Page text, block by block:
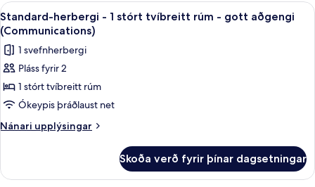
gott
aðgengi
(Mobility,
Roll-
In
Shower)
1
stórt
tvíbreitt
rúm
aðgengi
(Mobility,
In
Skoða
allar
myndir
fyrir
Standard-
herbergi
-
1
rúm
4
Standard-herbergi - 1 stórt tvíbreitt rúm - gott aðgengi
(Communications)
1 svefnherbergi
Pláss fyrir 2
1 stórt tvíbreitt rúm
Ókeypis þráðlaust net
Nánari upplýsingar
Nánari
herbergi
Skoða verð fyrir þínar dagsetningar